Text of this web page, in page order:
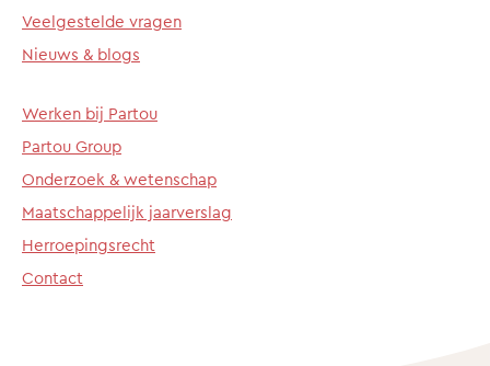
Veelgestelde vragen
Nieuws & blogs
Werken bij Partou
Partou Group
Onderzoek & wetenschap
Maatschappelijk jaarverslag
Herroepingsrecht
Contact